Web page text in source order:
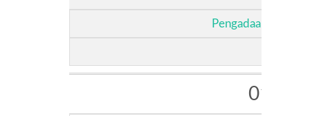
Pengadaan
01/